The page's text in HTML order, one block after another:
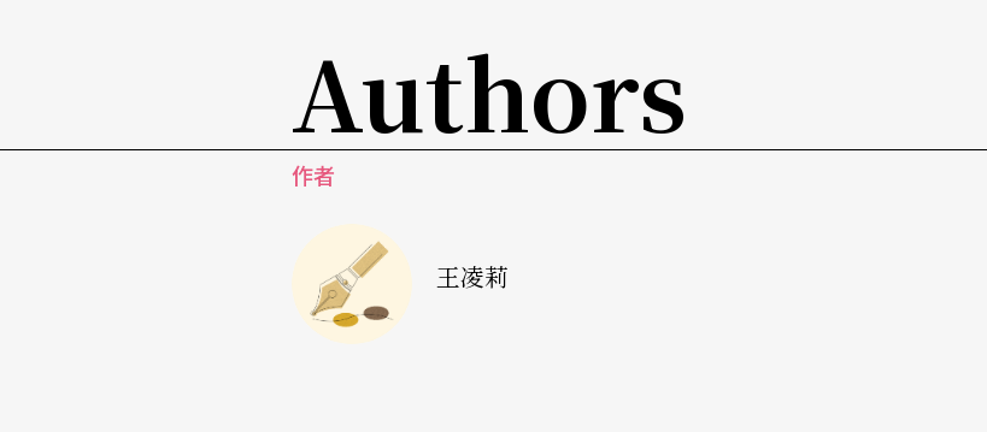
舞作中，可以看到現代舞也可以在肢體語彙的抽象中求現實生活的趣意。
女性編舞家精銳盡出，繽紛綻放創作活力
都以「女性觀點」為主要特色的編舞者，二人的舞蹈語彙著重關節的細膩運用，
立的思考。曾經是雲門舞者並曾為雲門演出創作小品的卓庭竹，算是編舞潛力極早顯露的創作
人，她的作品還曾獲文建會舞蹈創作首獎。她的舞蹈語彙擅用手勢的變化指涉出意味深遠的意
Authors
作者
王凌莉